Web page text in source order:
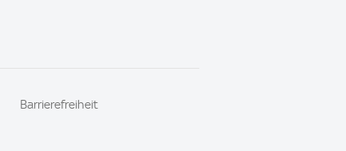
Barrierefreiheit